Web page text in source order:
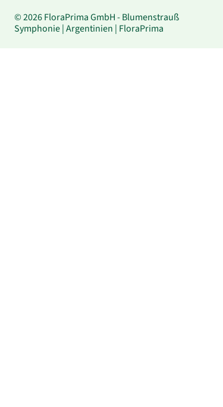
© 2026 FloraPrima GmbH - Blumenstrauß
Symphonie | Argentinien | FloraPrima